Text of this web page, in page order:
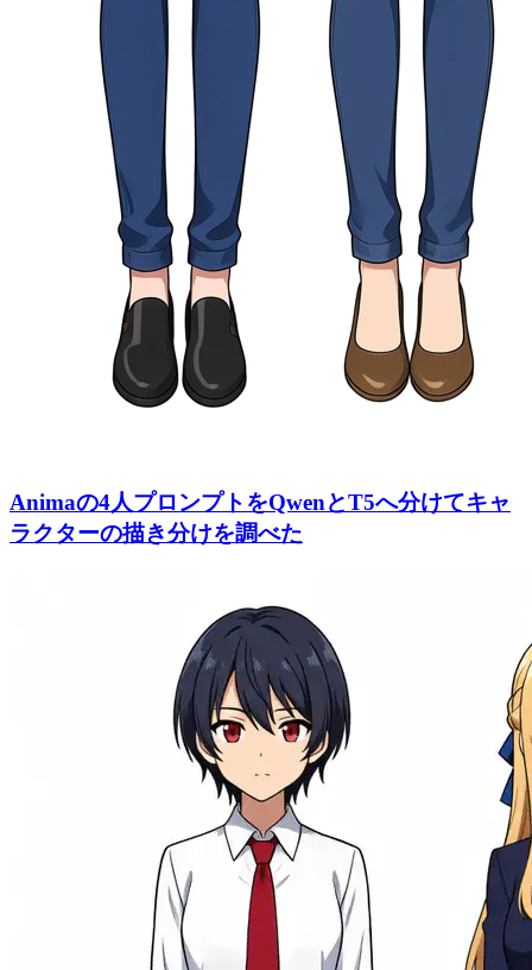
Animaの4人プロンプトをQwenとT5へ分けてキャ
ラクターの描き分けを調べた